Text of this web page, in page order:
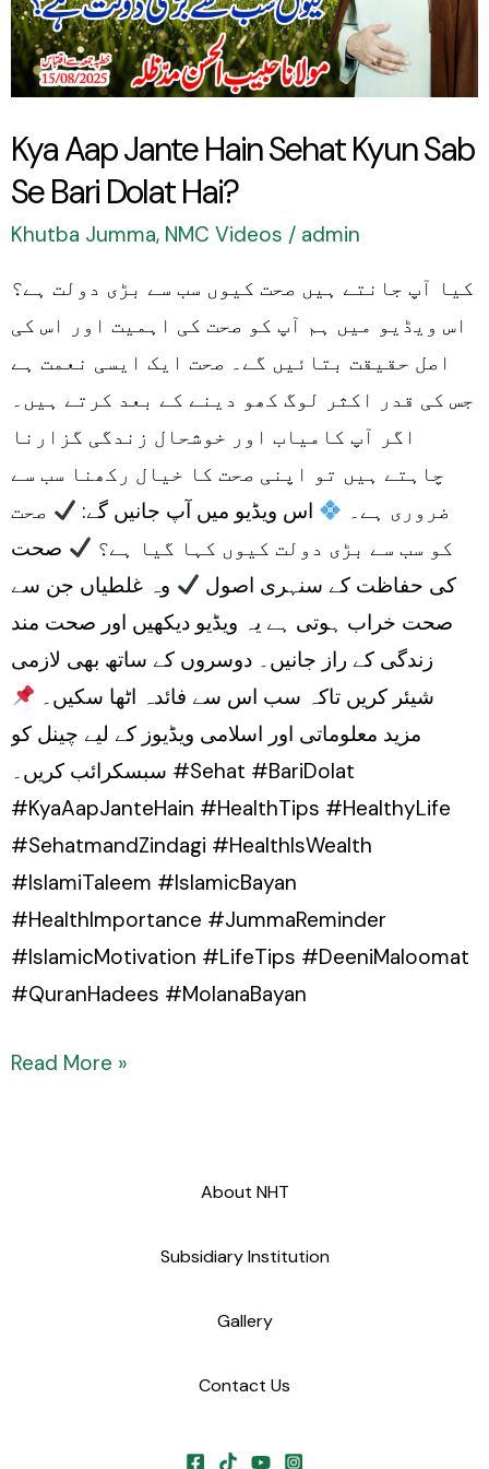
Kya Aap Jante Hain Sehat Kyun Sab
Se Bari Dolat Hai?
Khutba Jumma, NMC Videos / admin
کیا آپ جانتے ہیں صحت کیوں سب سے بڑی دولت ہے؟
اس ویڈیو میں ہم آپ کو صحت کی اہمیت اور اس کی
اصل حقیقت بتائیں گے۔ صحت ایک ایسی نعمت ہے
جس کی قدر اکثر لوگ کھو دینے کے بعد کرتے ہیں۔
اگر آپ کامیاب اور خوشحال زندگی گزارنا
چاہتے ہیں تو اپنی صحت کا خیال رکھنا سب سے
ضروری ہے۔
اس ویڈیو میں آپ جانیں گے:
صحت
کو سب سے بڑی دولت کیوں کہا گیا ہے؟
صحت
کی حفاظت کے سنہری اصول
وہ غلطیاں جن سے
صحت خراب ہوتی ہے یہ ویڈیو دیکھیں اور صحت مند
زندگی کے راز جانیں۔ دوسروں کے ساتھ بھی لازمی
شیئر کریں تاکہ سب اس سے فائدہ اٹھا سکیں۔
مزید معلوماتی اور اسلامی ویڈیوز کے لیے چینل کو
سبسکرائب کریں۔ #Sehat #BariDolat
#KyaAapJanteHain #HealthTips #HealthyLife
#SehatmandZindagi #HealthIsWealth
#IslamiTaleem #IslamicBayan
#HealthImportance #JummaReminder
#IslamicMotivation #LifeTips #DeeniMaloomat
#QuranHadees #MolanaBayan
Kyun
Sab
Bari
Dolat
Hai?
Read More »
About NHT
Subsidiary Institution
Gallery
Contact Us